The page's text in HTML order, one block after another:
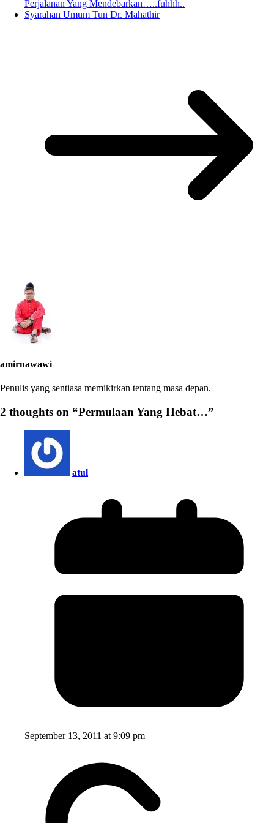
Perjalanan Yang Mendebarkan…..fuhhh..
Syarahan Umum Tun Dr. Mahathir
amirnawawi
Penulis yang sentiasa memikirkan tentang masa depan.
2 thoughts on “Permulaan Yang Hebat…”
atul
September 13, 2011 at 9:09 pm